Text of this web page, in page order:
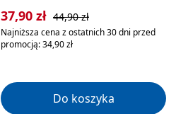
Cena sprzedaży:
37,90 zł Cena regularna:
44,90 zł
Najniższa cena z ostatnich 30 dni przed
promocją: 34,90 zł
Do koszyka